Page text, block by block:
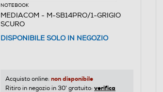
NOTEBOOK
MEDIACOM - M-SB14PRO/1-GRIGIO
SCURO
DISPONIBILE SOLO IN NEGOZIO
Acquisto online: non disponibile
Ritiro in negozio in 30' gratuito: verifica